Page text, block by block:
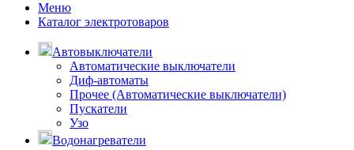
Меню
Каталог электротоваров
Автовыключатели
Автоматические выключатели
Диф-автоматы
Прочее (Автоматические выключатели)
Пускатели
Узо
Водонагреватели